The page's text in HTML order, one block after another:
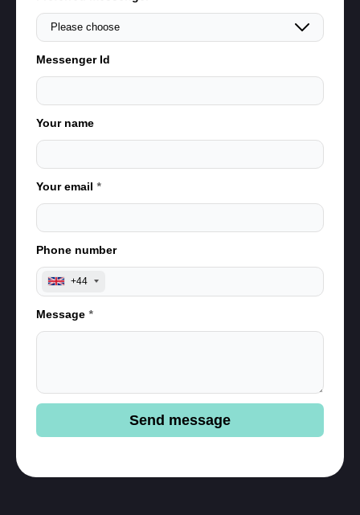
Messenger Id
Your name
Your email *
Phone number
+44
Message *
Send message